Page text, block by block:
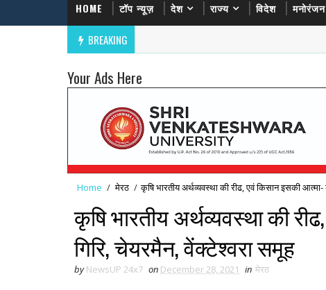
HOME टॉप न्यूज़ देश राज्य विदेश मनोरंजन
BREAKING
Your Ads Here
Home / मेरठ / कृषि भारतीय अर्थव्यवस्था की रीढ, एवं किसान इसकी
कृषि भारतीय अर्थव्यवस्था की
गिरि, चेयरमैन, वेंक्टेश्वरा समूह
by NewsUP 24x7 on December 28, 2021 in मेरठ